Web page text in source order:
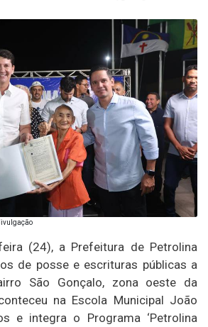
(24), a Prefeitura de Petrolina
de posse e escrituras públicas a
São Gonçalo, zona oeste da
na Escola Municipal João
e integra o Programa ‘Petrolina